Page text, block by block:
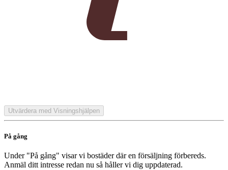
Utvärdera med Visningshjälpen
På gång
Under "På gång" visar vi bostäder där en försäljning förbereds.
Anmäl ditt intresse redan nu så håller vi dig uppdaterad.